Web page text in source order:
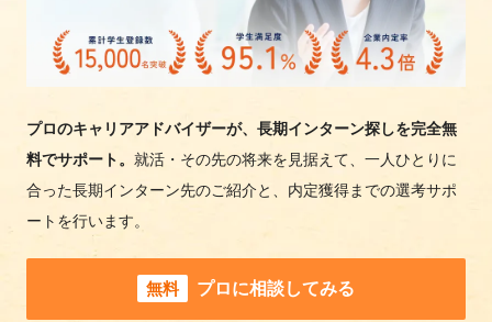
プロのキャリアアドバイザーが、長期インターン探しを完全無
料でサポート。 就活・その先の将来を見据えて、一人ひとりに
合った長期インターン先のご紹介と、内定獲得までの選考サポ
ートを行います。
無料 プロに相談してみる